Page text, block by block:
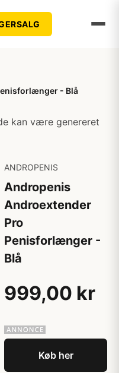
- Blå
kan være genereret
ANDROPENIS
Andropenis
Androextender
Pro
Penisforlænger -
Blå
999,00 kr
Køb her